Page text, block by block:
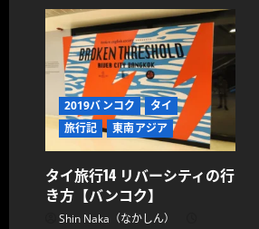
15【チ
ャ
オ
プ
ラ
ヤ
ー
川】
無
料
シ
ャ
ト
ル
ボ
ー
ト
2019バンコク
タイ
旅行記
東南アジア
タイ旅行14 リバーシティの行
き方【バンコク】
Shin Naka（なかしん）